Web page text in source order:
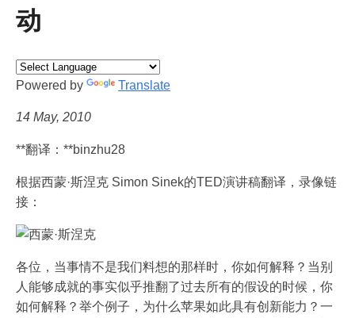
动
Powered by Translate
14 May, 2010
**翻译：**binzhu28
根据西蒙·斯涅克 Simon Sinek的TED演讲稿翻译，录像链
接：
各位，当事情不是我们料想的那样时，你如何解释？当别
人能够成就的事实似乎推翻了过去所有的假设的时候，你
如何解释？举个例子，为什么苹果如此具有创新能力？一